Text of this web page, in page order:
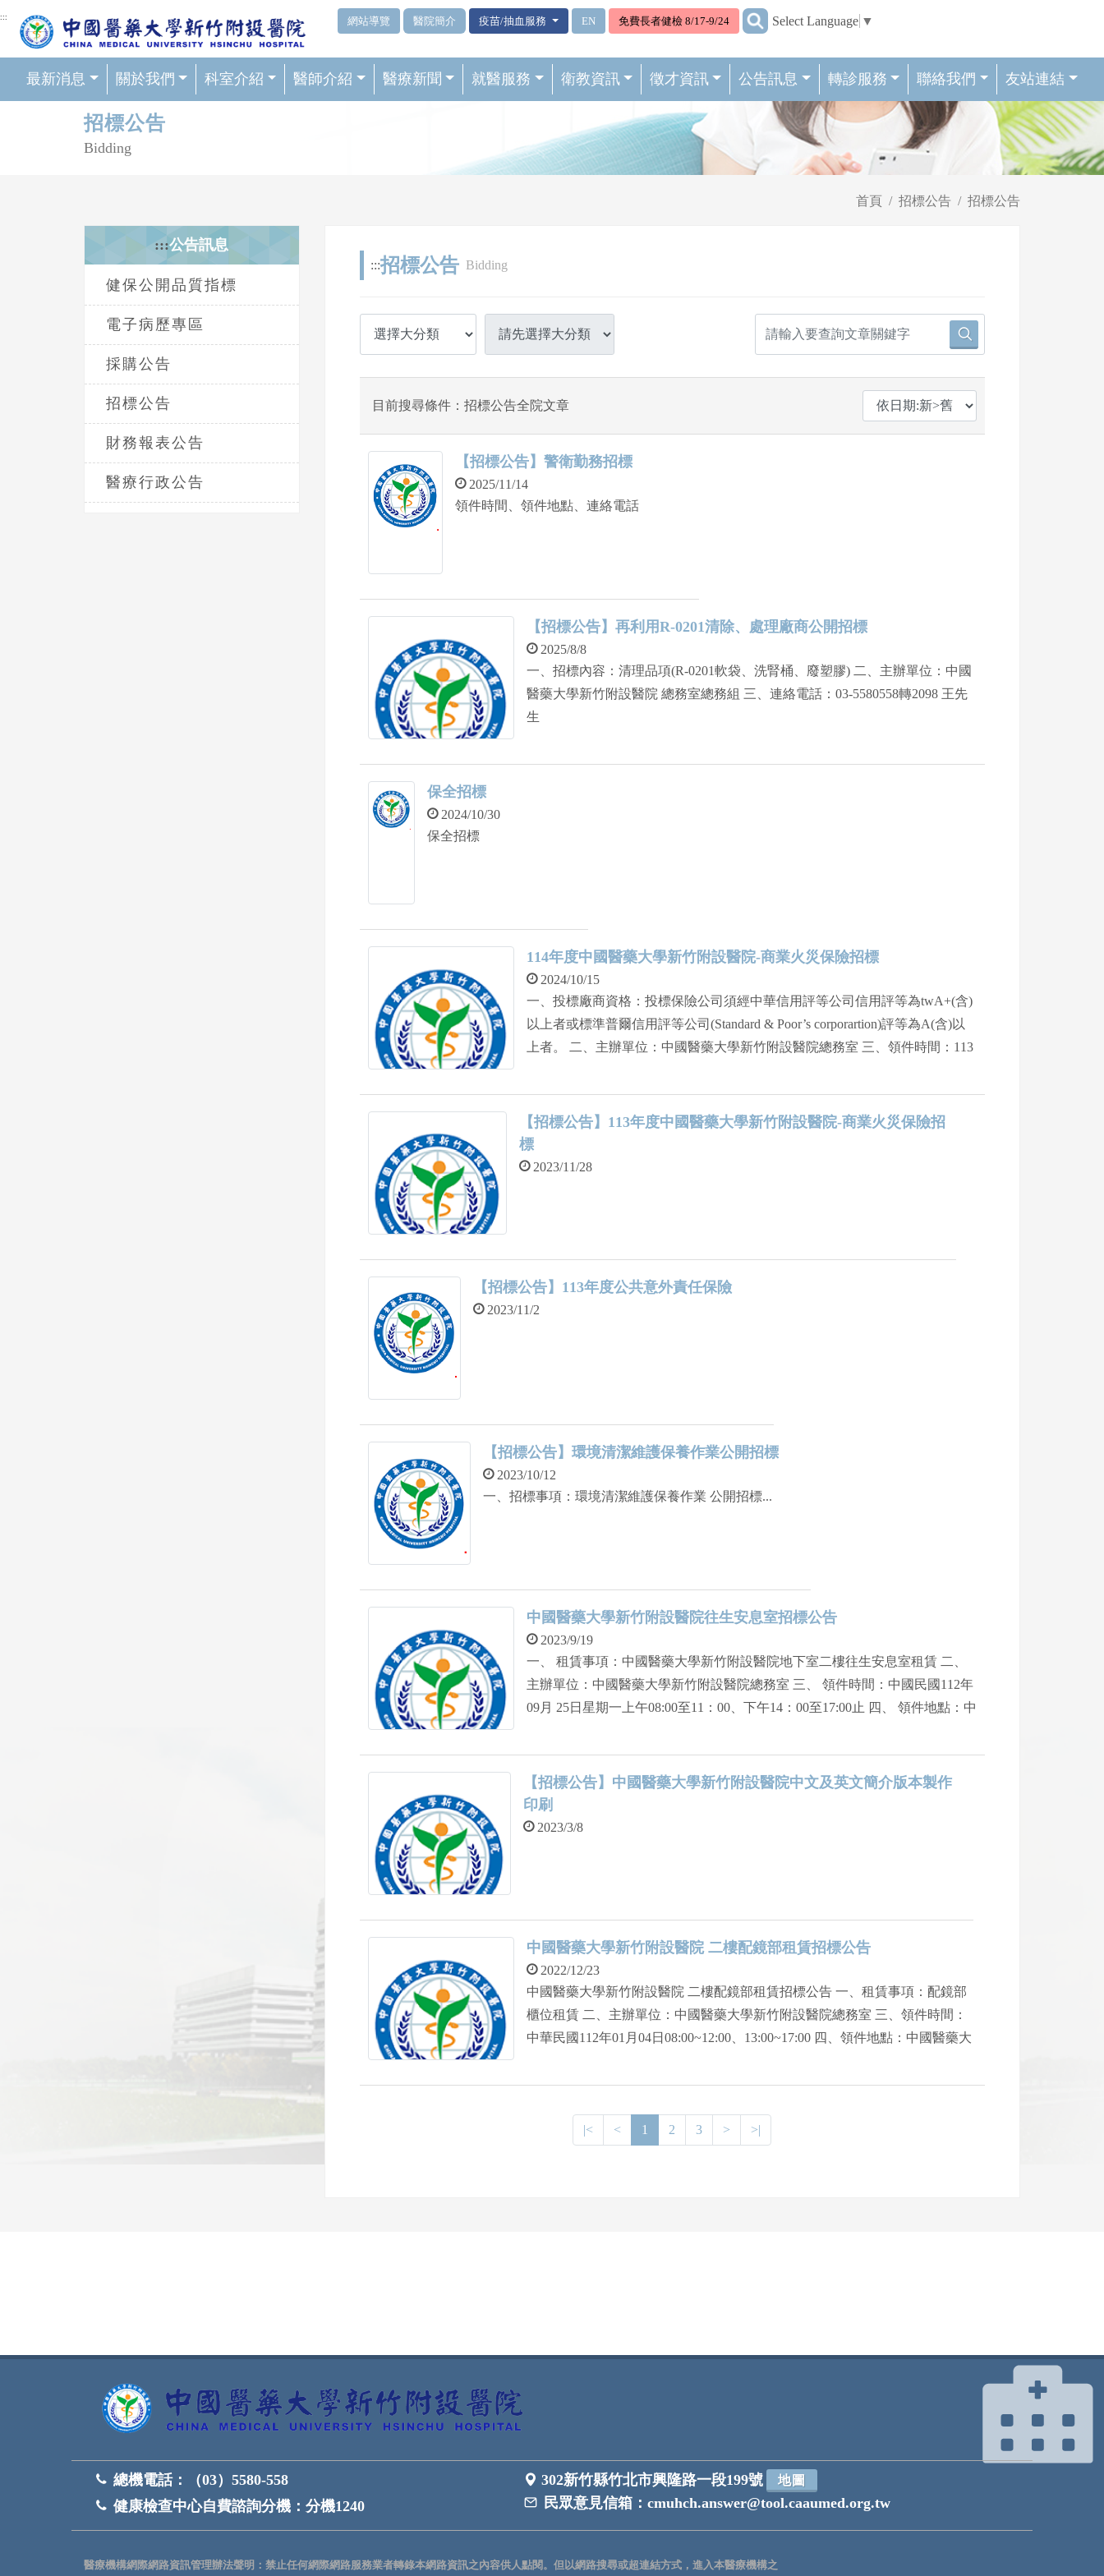
網頁頂端重要消息及連結
::: 網站導覽 醫院簡介 疫苗/抽血服務 EN 免費長者健檢 8/17-9/24 ::: Select Language ▼
最新消息 關於我們 科室介紹 醫師介紹 醫療新聞 就醫服務 衛教資訊 徵才資訊 公告訊息 轉診服務 聯絡我們 友站連結
招標公告
Bidding
首頁 招標公告 招標公告
:::公告訊息
健保公開品質指標
電子病歷專區
採購公告
招標公告
財務報表公告
醫療行政公告
:::招標公告 Bidding
目前搜尋條件：招標公告全院文章
【招標公告】警衛勤務招標
2025/11/14
領件時間、領件地點、連絡電話
【招標公告】再利用R-0201清除、處理廠商公開招標
2025/8/8
一、招標內容：清理品項(R-0201軟袋、洗腎桶、廢塑膠) 二、主辦單位：中國
醫藥大學新竹附設醫院 總務室總務組 三、連絡電話：03-5580558轉2098 王先
生
保全招標
2024/10/30
保全招標
114年度中國醫藥大學新竹附設醫院-商業火災保險招標
2024/10/15
一、投標廠商資格：投標保險公司須經中華信用評等公司信用評等為twA+(含)
以上者或標準普爾信用評等公司(Standard & Poor’s corporartion)評等為A(含)以
上者。 二、主辦單位：中國醫藥大學新竹附設醫院總務室 三、領件時間：113
五、投標日期：113年10月17日8時起至10月24日17時止 六、聯絡電話：03-558
-0558分機2097張先生 七、入院請配合院方防疫措施
【招標公告】113年度中國醫藥大學新竹附設醫院-商業火災保險招
標
2023/11/28
【招標公告】113年度公共意外責任保險
2023/11/2
【招標公告】環境清潔維護保養作業公開招標
2023/10/12
一、招標事項：環境清潔維護保養作業 公開招標...
中國醫藥大學新竹附設醫院往生安息室招標公告
2023/9/19
一、 租賃事項：中國醫藥大學新竹附設醫院地下室二樓往生安息室租賃 二、
主辦單位：中國醫藥大學新竹附設醫院總務室 三、 領件時間：中國民國112年
09月 25日星期一上午08:00至11：00、下午14：00至17:00止 四、 領件地點：中
097翁先生 六、 入院請先至研究中心一樓收發室換證，並配戴口罩配合院方防
疫措施
【招標公告】中國醫藥大學新竹附設醫院中文及英文簡介版本製作
印刷
2023/3/8
中國醫藥大學新竹附設醫院 二樓配鏡部租賃招標公告
2022/12/23
中國醫藥大學新竹附設醫院 二樓配鏡部租賃招標公告 一、租賃事項：配鏡部
櫃位租賃 二、主辦單位：中國醫藥大學新竹附設醫院總務室 三、領件時間：
中華民國112年01月04日08:00~12:00、13:00~17:00 四、領件地點：中國醫藥大
六、入院請配合院方防疫措施
|< < 1 2 3 > >|
總機電話：
（03）5580-558
健康檢查中心自費諮詢分機： 分機1240
302新竹縣竹北市興隆路一段199號 地圖
民眾意見信箱：cmuhch.answer@tool.caaumed.org.tw
醫療機構網際網路資訊管理辦法聲明：禁止任何網際網路服務業者轉錄本網路資訊之內容供人點閱。但以網路搜尋或超連結方式，進入本醫療機構之